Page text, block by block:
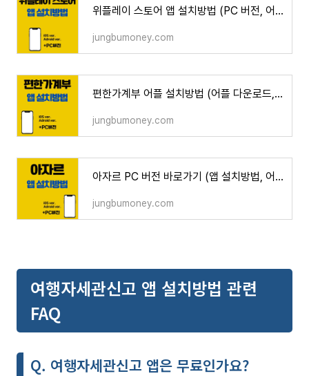
위플레이 스토어 앱 설치방법 (PC 버전, 어플 다운로드 바로가기)
jungbumoney.com
편한가계부 어플 설치방법 (어플 다운로드, PC 버전 바로가기)
jungbumoney.com
아자르 PC 버전 바로가기 (앱 설치방법, 어플 다운로드)
jungbumoney.com
여행자세관신고 앱 설치방법 관련
FAQ
Q. 여행자세관신고 앱은 무료인가요?